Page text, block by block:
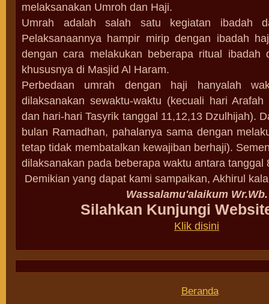
melaksanakan Umroh dan Haji.
Umrah adalah salah satu kegiatan ibadah
Pelaksanaannya hampir mirip dengan ibadah
dengan cara melakukan beberapa ritual ibadah
khususnya di Masjid Al Haram.
Perbedaan umrah dengan haji hanyalah
dilaksanakan sewaktu-waktu (kecuali hari
dan hari-hari Tasyrik tanggal 11,12,13 Dzulhijah).
bulan Ramadhan, pahalanya sama dengan
tetap tidak membatalkan kewajiban berhaji).
dilaksanakan pada beberapa waktu antara tanggal
Demikian yang dapat kami sampaikan, Akhirul
Wassalamu'alaikum Wr.Wb.
Silahkan Kunjungi
Klik disini
Beranda